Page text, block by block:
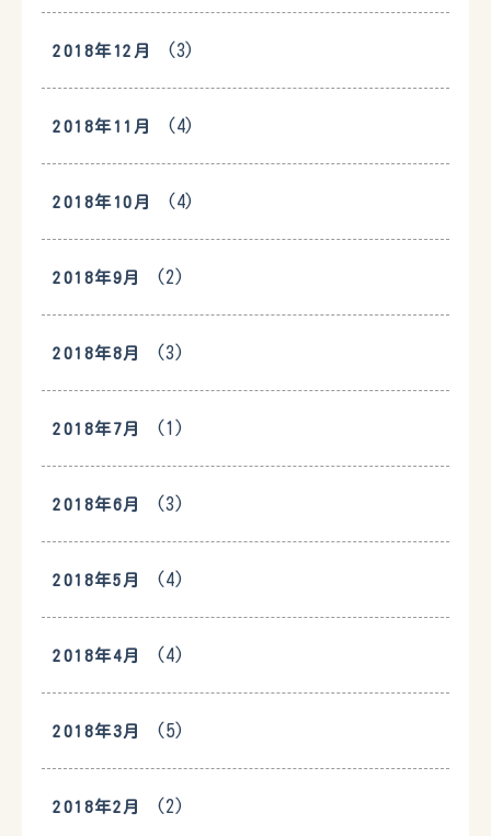
2018年12月 (3)
2018年11月 (4)
2018年10月 (4)
2018年9月 (2)
2018年8月 (3)
2018年7月 (1)
2018年6月 (3)
2018年5月 (4)
2018年4月 (4)
2018年3月 (5)
2018年2月 (2)